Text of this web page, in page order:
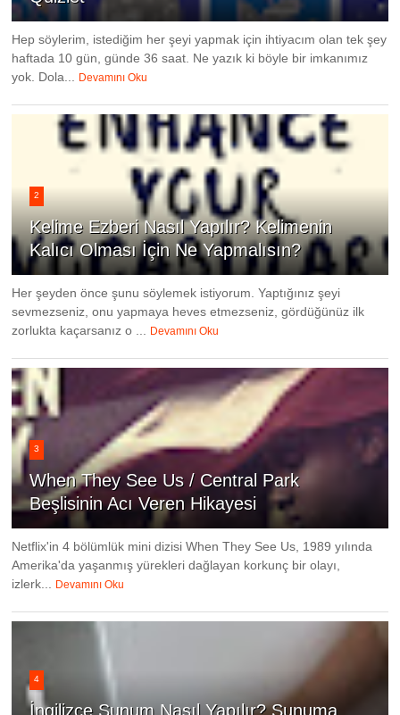
Hep söylerim, istediğim her şeyi yapmak için ihtiyacım olan tek şey
haftada 10 gün, günde 36 saat. Ne yazık ki böyle bir imkanımız
yok. Dola...
Devamını Oku
2
Kelime Ezberi Nasıl Yapılır? Kelimenin
Kalıcı Olması İçin Ne Yapmalısın?
Her şeyden önce şunu söylemek istiyorum. Yaptığınız şeyi
sevmezseniz, onu yapmaya heves etmezseniz, gördüğünüz ilk
zorlukta kaçarsanız o ...
Devamını Oku
3
When They See Us / Central Park
Beşlisinin Acı Veren Hikayesi
Netflix'in 4 bölümlük mini dizisi When They See Us, 1989 yılında
Amerika'da yaşanmış yürekleri dağlayan korkunç bir olayı,
izlerk...
Devamını Oku
4
İngilizce Sunum Nasıl Yapılır? Sunuma